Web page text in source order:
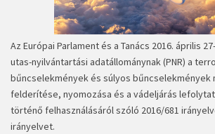
Az Európai Parlament és a Tanács 2016. április
utas-nyilvántartási adatállománynak (PNR) a
bűncselekmények és súlyos bűncselekmények
felderítése, nyomozása és a vádeljárás
történő felhasználásáról szóló 2016/681
irányelvet.